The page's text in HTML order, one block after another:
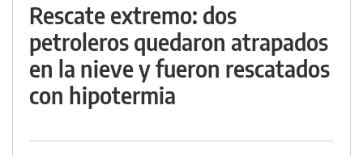
Rescate extremo: dos
petroleros quedaron atrapados
en la nieve y fueron rescatados
con hipotermia